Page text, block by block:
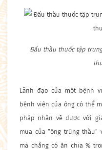
Đấu thầu thuốc tập
Lãnh đạo của một bệnh
bệnh viện của ông có thể
pháp nhân về dược với
mua của “ông trúng
mà chẳng có ăn chia %